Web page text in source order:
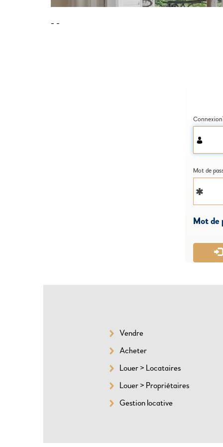
- -
Connexion
Mot de
Mot de
Vendre
Acheter
Louer > Locataires
Louer > Propriétaires
Gestion locative